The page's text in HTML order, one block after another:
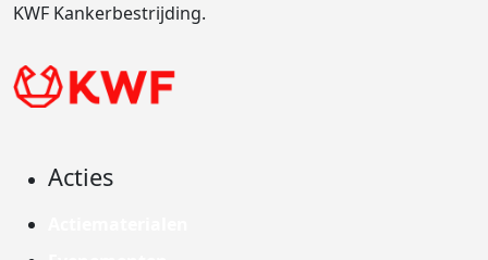
KWF Kankerbestrijding.
Acties